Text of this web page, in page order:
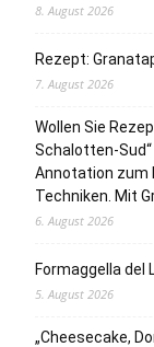
8. August 2026
Rezept:
7. August 2026
Wollen Sie
Schalotten-Sud“
Annotation zum
Techniken. Mit
6. August 2026
Formaggella del
5. August 2026
„Cheesecake,